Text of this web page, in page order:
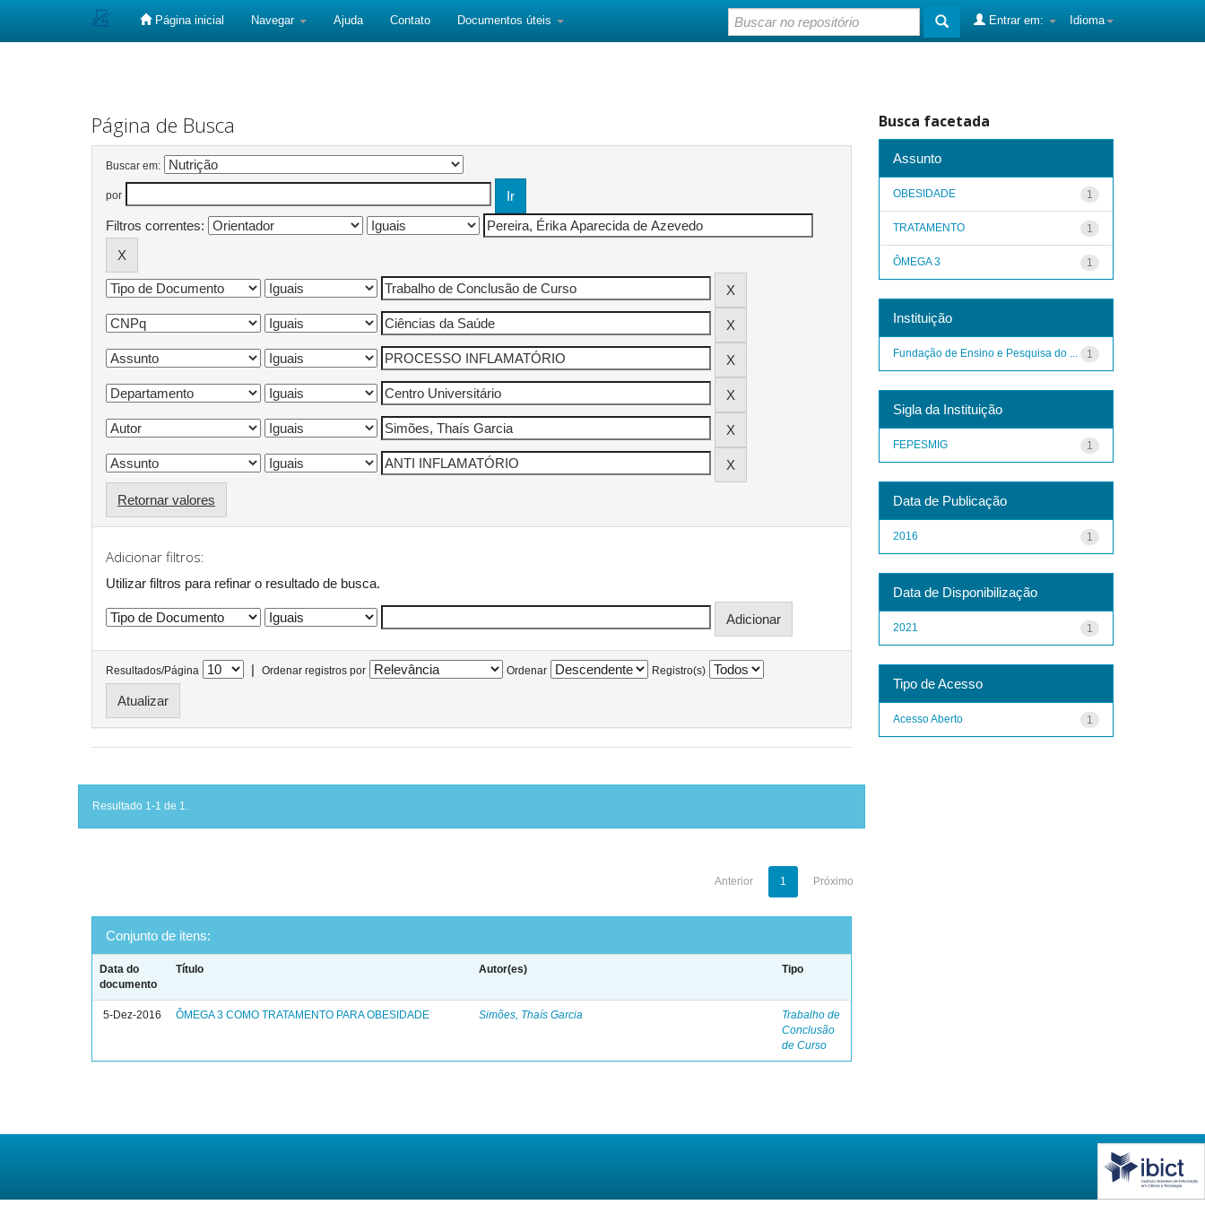
Página inicial Navegar Ajuda Contato Documentos úteis Idioma
Entrar em:
Página de Busca
Buscar em:
por
Filtros correntes:
Retornar valores
Adicionar filtros:
Utilizar filtros para refinar o resultado de busca.
Resultados/Página | Ordenar registros por Ordenar Registro(s)
Resultado 1-1 de 1.
Anterior 1 Próximo
Conjunto de itens:
Data do
documento
Título Autor(es) Tipo
5-Dez-2016 ÔMEGA 3 COMO TRATAMENTO PARA OBESIDADE Simões, Thaís Garcia
Trabalho de
Conclusão
de Curso
Busca facetada
Assunto
1
OBESIDADE
1
TRATAMENTO
1
ÔMEGA 3
Instituição
1
Fundação de Ensino e Pesquisa do ...
Sigla da Instituição
1
FEPESMIG
Data de Publicação
1
2016
Data de Disponibilização
1
2021
Tipo de Acesso
1
Acesso Aberto